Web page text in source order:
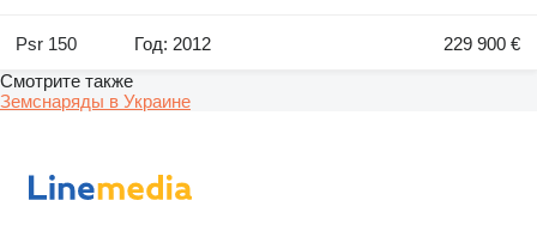
Psr 150 Год: 2012
229 900 €
Смотрите также
Земснаряды в Украине